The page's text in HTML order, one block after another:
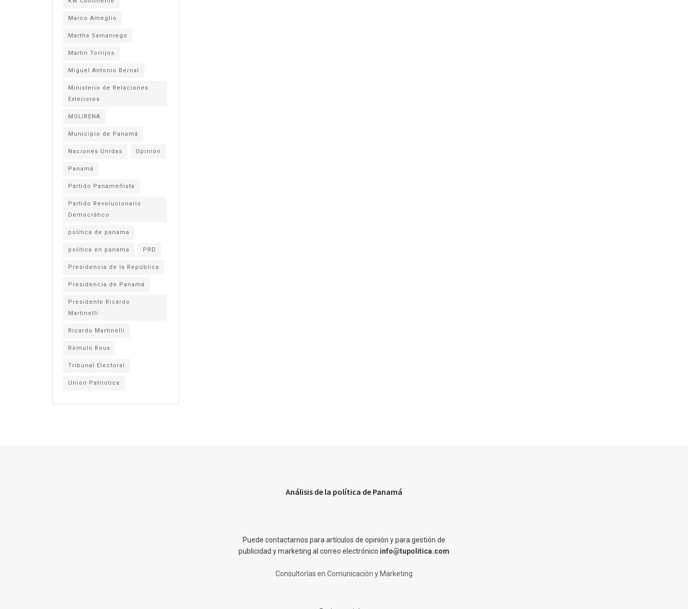
Marco Ameglio
Martha Samaniego
Martin Torrijos
Miguel Antonio Bernal
Ministerio de Relaciones
Exteriores
MOLIRENA
Municipio de Panamá
Naciones Unidas Opinión
Panamá
Partido Panameñista
Partido Revolucionario
Democrático
politica de panama
politica en panama PRD
Presidencia de la República
Presidencia de Panamá
Presidente Ricardo
Martinelli
Ricardo Martinelli
Rómulo Roux
Tribunal Electoral
Union Patriotica
Análisis de la política de Panamá
Puede contactarnos para artículos de opinión y para gestión de
publicidad y marketing al correo electrónico info@tupolitica.com
Consultorías en Comunicación y Marketing